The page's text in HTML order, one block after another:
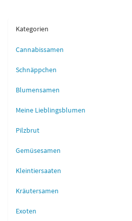
Kategorien
Cannabissamen
Schnäppchen
Blumensamen
Meine Lieblingsblumen
Pilzbrut
Gemüsesamen
Kleintiersaaten
Kräutersamen
Exoten